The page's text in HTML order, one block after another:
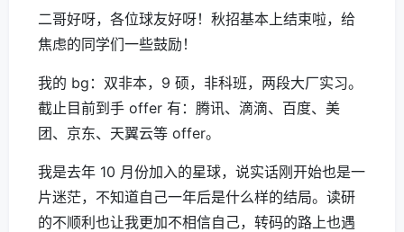
二哥好呀，各位球友好呀！秋招基本上结束啦，给
焦虑的同学们一些鼓励！
我的 bg：双非本，9 硕，非科班，两段大厂实习。
截止目前到手 offer 有：腾讯、滴滴、百度、美
团、京东、天翼云等 offer。
我是去年 10 月份加入的星球，说实话刚开始也是一
片迷茫，不知道自己一年后是什么样的结局。读研
的不顺利也让我更加不相信自己，转码的路上也遇